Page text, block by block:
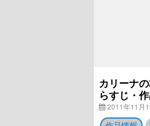
カリーナ
らすじ・
2011年11月